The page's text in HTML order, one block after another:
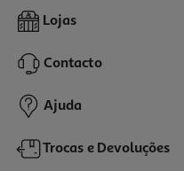
Lojas
Contacto
Ajuda
Trocas e Devoluções